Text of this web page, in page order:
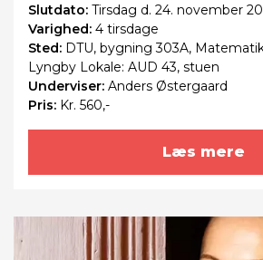
Slutdato: Tirsdag d. 24. november
Varighed: 4 tirsdage
Sted: DTU, bygning 303A,
Lyngby Lokale: AUD 43, stuen
Underviser: Anders Østergaard
Pris: Kr. 560,-
Læs mere